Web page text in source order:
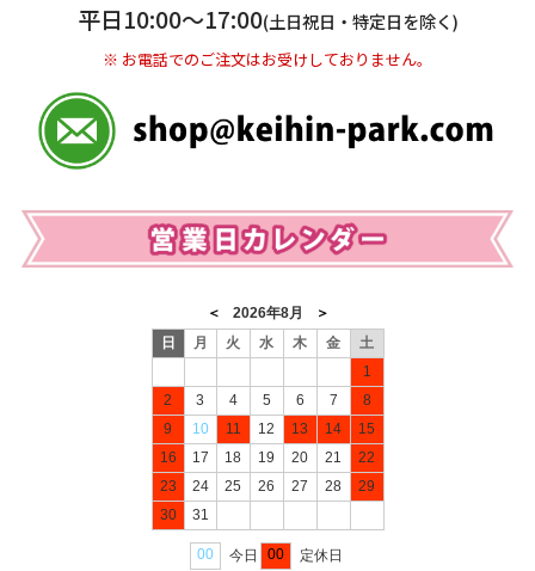
三井住友銀行 船橋支店
普通 7263489
※ 振込み手数料お客様ご負担。
平日10:00〜17:00(土日祝日・特定日を除く)
※ お電話でのご注文はお受けしておりません。